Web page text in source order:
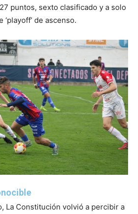
puntos, sexto clasificado y a solo
de ascenso.
La Constitución volvió a percibir a